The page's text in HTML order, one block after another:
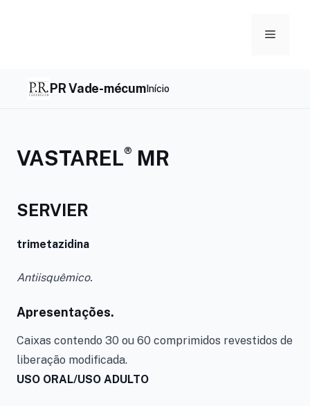
Menu
PR Vade-mécumInício
VASTAREL® MR
SERVIER
trimetazidina
Antiisquêmico.
Apresentações.
Caixas contendo 30 ou 60 comprimidos revestidos de
liberação modificada.
USO ORAL/USO ADULTO